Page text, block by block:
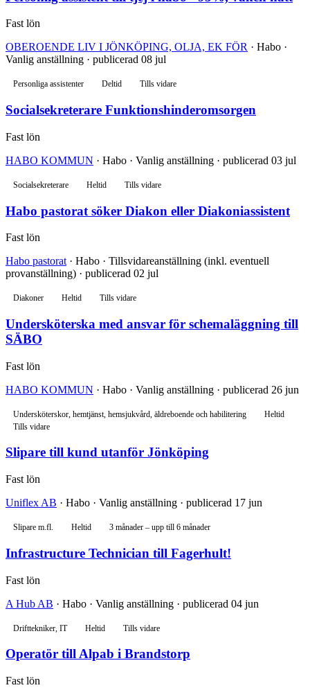
Fast lön
OBEROENDE LIV I JÖNKÖPING, OLJA, EK FÖR · Habo ·
Vanlig anställning · publicerad 08 jul
Personliga assistenter Deltid Tills vidare
Socialsekreterare Funktionshinderomsorgen
Fast lön
HABO KOMMUN · Habo · Vanlig anställning · publicerad 03 jul
Socialsekreterare Heltid Tills vidare
Habo pastorat söker Diakon eller Diakoniassistent
Fast lön
Habo pastorat · Habo · Tillsvidareanställning (inkl. eventuell
provanställning) · publicerad 02 jul
Diakoner Heltid Tills vidare
Undersköterska med ansvar för schemaläggning till
SÄBO
Fast lön
HABO KOMMUN · Habo · Vanlig anställning · publicerad 26 jun
Undersköterskor, hemtjänst, hemsjukvård, äldreboende och habilitering
Heltid
Tills vidare
Slipare till kund utanför Jönköping
Fast lön
Uniflex AB · Habo · Vanlig anställning · publicerad 17 jun
Slipare m.fl. Heltid 3 månader – upp till 6 månader
Infrastructure Technician till Fagerhult!
Fast lön
A Hub AB · Habo · Vanlig anställning · publicerad 04 jun
Drifttekniker, IT Heltid Tills vidare
Operatör till Alpab i Brandstorp
Fast lön